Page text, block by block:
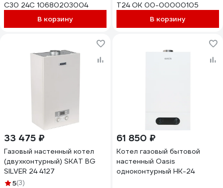
C30 24C 10680203004
В корзину
T24 OK 00-00000105
В корзину
33 475 ₽
Газовый настенный котел
(двухконтурный) SKAT BG
SILVER 24 4127
5(3)
61 850 ₽
Котел газовый бытовой
настенный Oasis
одноконтурный HK-24